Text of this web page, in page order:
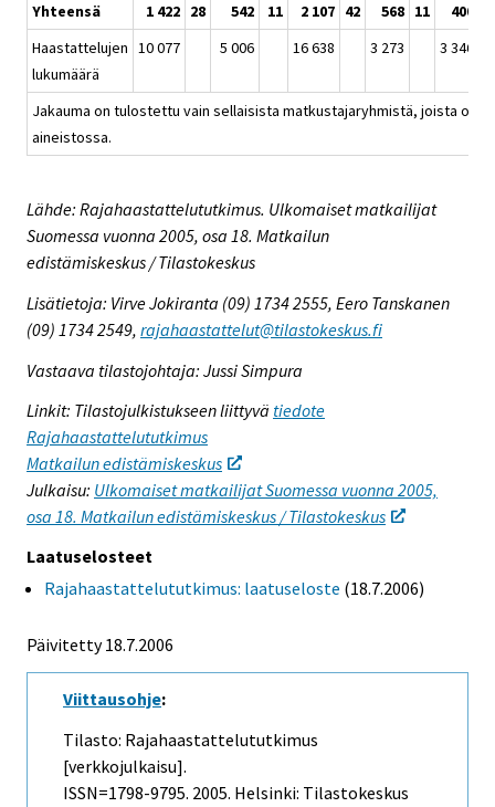
Yhteensä 1 422 28 542 11 2 107 42 568 11 400
Haastattelujen
lukumäärä
10 077 5 006 16 638 3 273 3 346
Jakauma on tulostettu vain sellaisista matkustajaryhmistä, joista on
aineistossa.
Lähde: Rajahaastattelututkimus. Ulkomaiset matkailijat
Suomessa vuonna 2005, osa 18. Matkailun
edistämiskeskus / Tilastokeskus
Lisätietoja: Virve Jokiranta (09) 1734 2555, Eero Tanskanen
(09) 1734 2549, rajahaastattelut@tilastokeskus.fi
Vastaava tilastojohtaja: Jussi Simpura
Linkit: Tilastojulkistukseen liittyvä tiedote
Rajahaastattelututkimus
Matkailun edistämiskeskus
Julkaisu: Ulkomaiset matkailijat Suomessa vuonna 2005,
osa 18. Matkailun edistämiskeskus / Tilastokeskus
Laatuselosteet
Rajahaastattelututkimus: laatuseloste (18.7.2006)
Päivitetty18.7.2006
Viittausohje:
Tilasto: Rajahaastattelututkimus
[verkkojulkaisu].
ISSN=1798-9795. 2005. Helsinki: Tilastokeskus